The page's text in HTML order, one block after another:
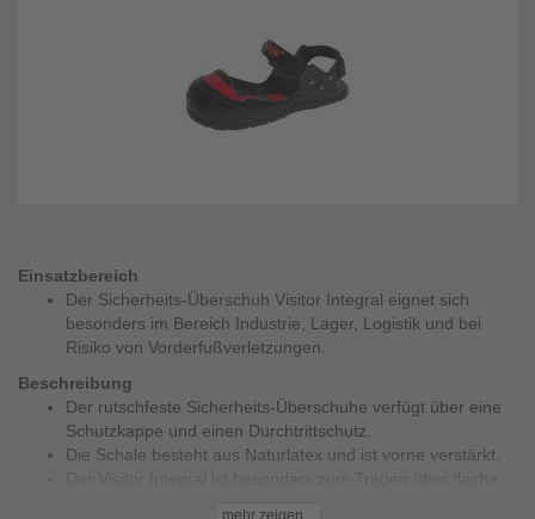
Einsatzbereich
Der Sicherheits-Überschuh Visitor Integral eignet sich
besonders im Bereich Industrie, Lager, Logistik und bei
Risiko von Vorderfußverletzungen.
Beschreibung
Der rutschfeste Sicherheits-Überschuhe verfügt über eine
Schutzkappe und einen Durchtrittschutz.
Die Schale besteht aus Naturlatex und ist vorne verstärkt.